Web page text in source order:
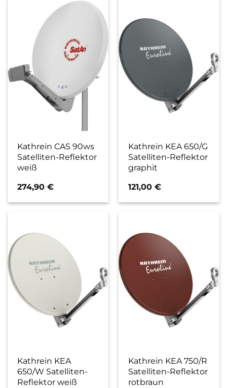
Kathrein CAS 90ws
Satelliten-Reflektor
weiß
274,90€
Kathrein KEA 650/G
Satelliten-Reflektor
graphit
121,00€
Kathrein KEA
650/W Satelliten-
Reflektor weiß
Kathrein KEA 750/R
Satelliten-Reflektor
rotbraun